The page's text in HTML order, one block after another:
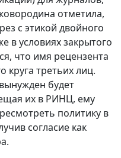
отметила,
с этикой двойного
в условиях закрытого
что имя рецензента
круга третьих лиц.
будет
их в РИНЦ, ему
политику в
согласие как